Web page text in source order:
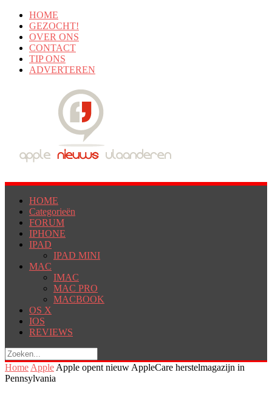
HOME
GEZOCHT!
OVER ONS
CONTACT
TIP ONS
ADVERTEREN
HOME
Categorieën
FORUM
IPHONE
IPAD
IPAD MINI
MAC
IMAC
MAC PRO
MACBOOK
OS X
IOS
REVIEWS
Home Apple Apple opent nieuw AppleCare herstelmagazijn in
Pennsylvania